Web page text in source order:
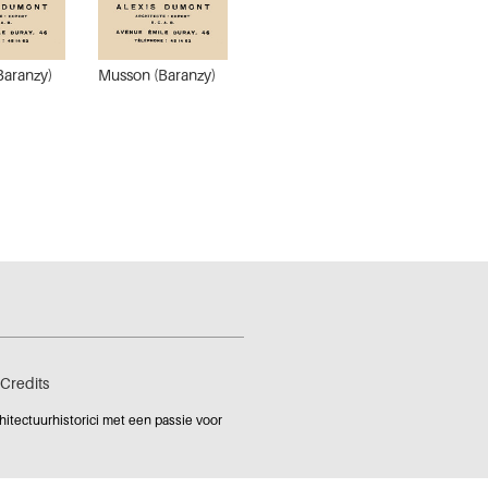
Musson (Baranzy)
Credits
met een passie voor